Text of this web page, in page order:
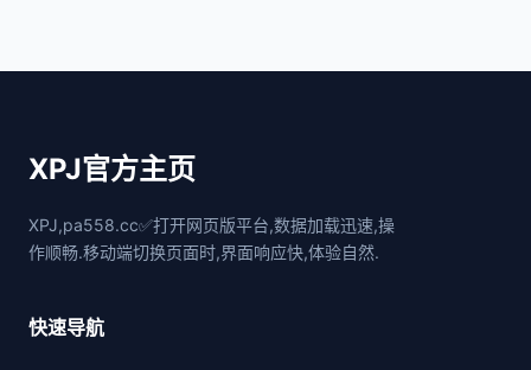
XPJ官方主页
XPJ,pa558.cc✅打开网页版平台,数据加载迅速,操
作顺畅.移动端切换页面时,界面响应快,体验自然.
快速导航